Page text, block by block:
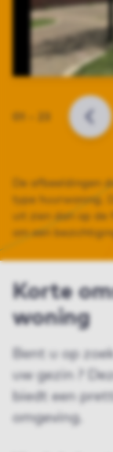
Slide
De afbeeldingen
type huurwoning.
uit zien dan op de
om een
Korte
woning
Bent u op
uw gezin ?
biedt een
omgeving.